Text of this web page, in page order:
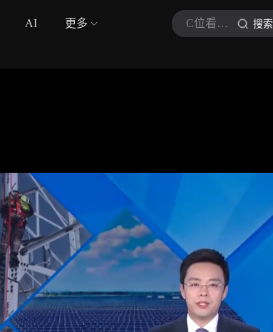
AI 更多 C位看资讯站 搜索